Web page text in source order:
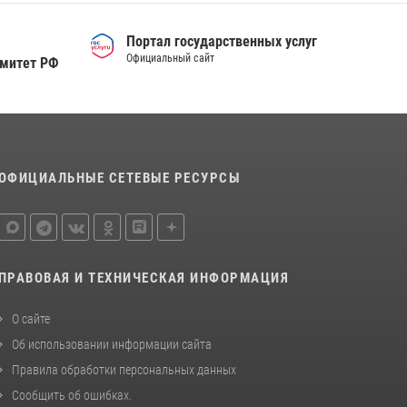
разведчик ВСУ на южном направлении
05 августа 2026, 05:35
отработали навыки десантирования на Урале
РФ
Портал государственных услуг
Официальный сайт
СЕТЕВЫЕ РЕСУРСЫ
ПРАВОВАЯ И ТЕХНИЧЕСКАЯ ИНФОРМАЦИЯ
О сайте
Об использовании информации сайта
Правила обработки персональных данных
Сообщить об ошибках.